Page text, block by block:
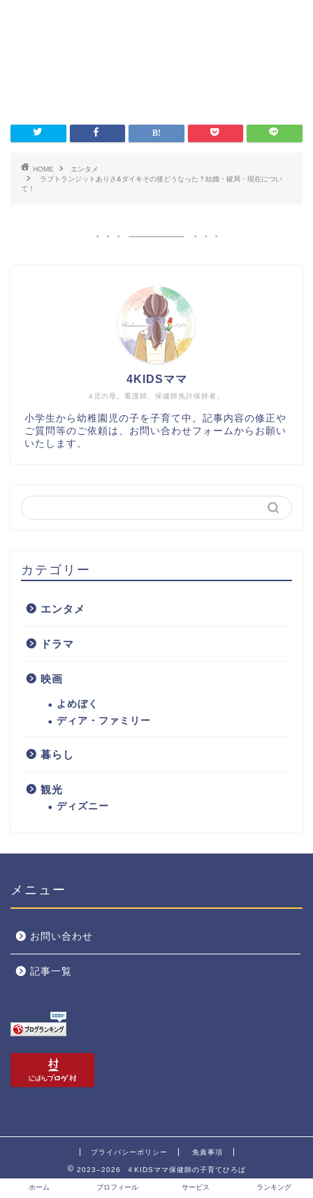
HOME
エンタメ
ラブトランジットありさ&ダイキその後どうなった？結婚・破局・現在につい
て！
4児の母。看護師、保健師免許保持者。
4KIDSママ
小学生から幼稚園児の子を子育て中。記事内容の修正や
ご質問等のご依頼は、お問い合わせフォームからお願い
いたします。
カテゴリー
エンタメ
ドラマ
映画
よめぼく
ディア・ファミリー
暮らし
観光
ディズニー
メニュー
お問い合わせ
記事一覧
プライバシーポリシー 免責事項
2023–2026 ４KIDSママ保健師の子育てひろば
ホーム プロフィール サービス ランキング